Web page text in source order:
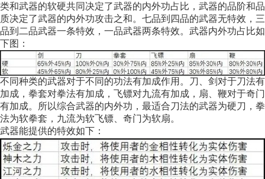
类和武器的软硬共同决定了武器的内外功占比，武器的品阶和品
质决定了武器的内外功攻击之和。七品到四品的武器无特效，三
品到二品武器一条特效，一品武器两条特效。武器内外功占比如
下图：
不同种类的武器对于不同的功法有加成作用。刀、剑对于刀法有
加成，拳套对拳法有加成，飞镖对九流有加成，扇、鞭对于奇门
有加成。所以综合武器的内外功，最适合刀法的武器为硬刀，拳
法为软拳套，九流为软飞镖、奇门为软扇。
武器能提供的特效如下：